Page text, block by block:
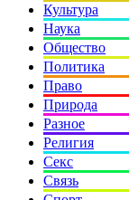
Культура
Наука
Общество
Политика
Право
Природа
Разное
Религия
Секс
Связь